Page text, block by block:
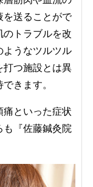
を送ることがで
のトラブルを改
ようなツルツル
打つ施設とは異
きます。
痛といった症状
も『佐藤鍼灸院